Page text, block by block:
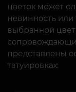
цветок может
невинность
выбранной
представлены
татуировках: